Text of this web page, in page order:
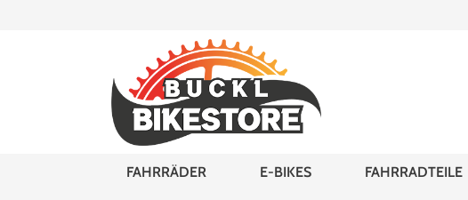
FAHRRÄDER E-BIKES FAHRRADTEILE